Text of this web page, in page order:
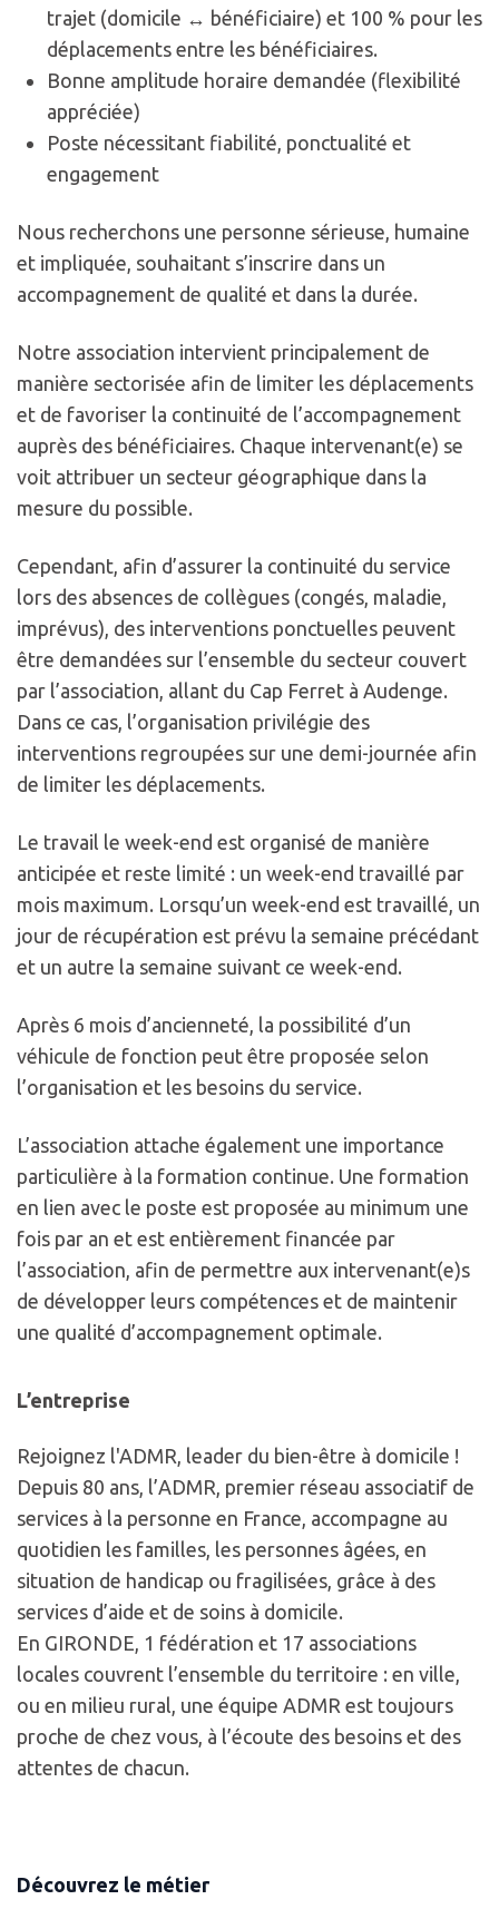
trajet (domicile ↔ bénéficiaire) et 100 % pour les
déplacements entre les bénéficiaires.
Bonne amplitude horaire demandée (flexibilité
appréciée)
Poste nécessitant fiabilité, ponctualité et
engagement
Nous recherchons une personne sérieuse, humaine
et impliquée, souhaitant s’inscrire dans un
accompagnement de qualité et dans la durée.
Notre association intervient principalement de
manière sectorisée afin de limiter les déplacements
et de favoriser la continuité de l’accompagnement
auprès des bénéficiaires. Chaque intervenant(e) se
voit attribuer un secteur géographique dans la
mesure du possible.
Cependant, afin d’assurer la continuité du service
lors des absences de collègues (congés, maladie,
imprévus), des interventions ponctuelles peuvent
être demandées sur l’ensemble du secteur couvert
par l’association, allant du Cap Ferret à Audenge.
Dans ce cas, l’organisation privilégie des
interventions regroupées sur une demi-journée afin
de limiter les déplacements.
Le travail le week-end est organisé de manière
anticipée et reste limité : un week-end travaillé par
mois maximum. Lorsqu’un week-end est travaillé, un
jour de récupération est prévu la semaine précédant
et un autre la semaine suivant ce week-end.
Après 6 mois d’ancienneté, la possibilité d’un
véhicule de fonction peut être proposée selon
l’organisation et les besoins du service.
L’association attache également une importance
particulière à la formation continue. Une formation
en lien avec le poste est proposée au minimum une
fois par an et est entièrement financée par
l’association, afin de permettre aux intervenant(e)s
de développer leurs compétences et de maintenir
une qualité d’accompagnement optimale.
L’entreprise
Rejoignez l'ADMR, leader du bien-être à domicile !
Depuis 80 ans, l’ADMR, premier réseau associatif de
services à la personne en France, accompagne au
quotidien les familles, les personnes âgées, en
situation de handicap ou fragilisées, grâce à des
services d’aide et de soins à domicile.
En GIRONDE, 1 fédération et 17 associations
locales couvrent l’ensemble du territoire : en ville,
ou en milieu rural, une équipe ADMR est toujours
proche de chez vous, à l’écoute des besoins et des
attentes de chacun.
Découvrez le métier